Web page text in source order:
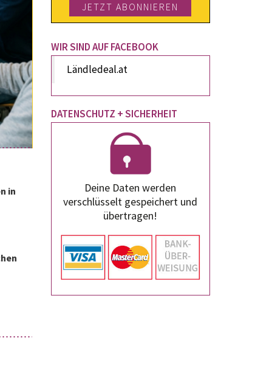
in
JETZT ABONNIEREN
WIR SIND AUF FACEBOOK
Ländledeal.at
DATENSCHUTZ + SICHERHEIT
Deine Daten werden
verschlüsselt gespeichert und
übertragen!